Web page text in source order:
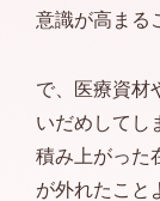
意識が高まる
で、医療資材
いだめしてし
積み上がった
が外れたこと